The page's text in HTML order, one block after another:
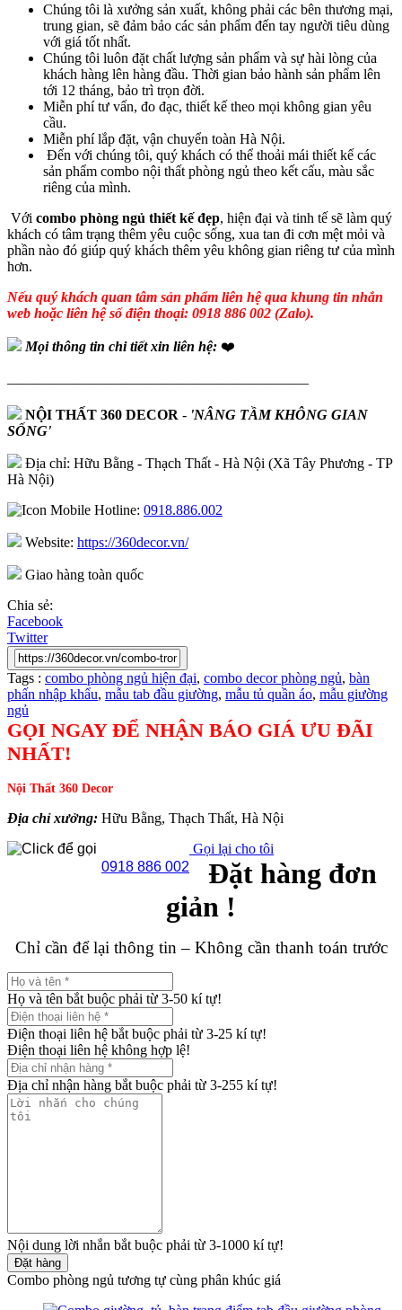
Chúng tôi là xưởng sản xuất, không phải các bên thương mại,
trung gian, sẽ đảm bảo các sản phẩm đến tay người tiêu dùng
với giá tốt nhất.
Chúng tôi luôn đặt chất lượng sản phẩm và sự hài lòng của
khách hàng lên hàng đầu. Thời gian bảo hành sản phẩm lên
tới 12 tháng, bảo trì trọn đời.
Miễn phí tư vấn, đo đạc, thiết kế theo mọi không gian yêu
cầu.
Miễn phí lắp đặt, vận chuyển toàn Hà Nội.
Đến với chúng tôi, quý khách có thể thoải mái thiết kế các
sản phẩm combo nội thất phòng ngủ theo kết cấu, màu sắc
riêng của mình.
Với combo phòng ngủ thiết kế đẹp, hiện đại và tinh tế sẽ làm quý
khách có tâm trạng thêm yêu cuộc sống, xua tan đi cơn mệt mỏi và
phần nào đó giúp quý khách thêm yêu không gian riêng tư của mình
hơn.
Nếu quý khách quan tâm sản phẩm liên hệ qua khung tin nhắn
web hoặc liên hệ số điện thoại: 0918 886 002 (Zalo).
Mọi thông tin chi tiết xin liên hệ: ❤️
—————————————————————
NỘI THẤT 360 DECOR - 'NÂNG TẦM KHÔNG GIAN
SỐNG'
Địa chỉ: Hữu Bằng - Thạch Thất - Hà Nội (Xã Tây Phương - TP
Hà Nội)
Hotline: 0918.886.002
Website: https://360decor.vn/
Giao hàng toàn quốc
Chia sẻ:
Facebook
Twitter
Tags : combo phòng ngủ hiện đại, combo decor phòng ngủ, bàn
phấn nhập khẩu, mẫu tab đầu giường, mẫu tủ quần áo, mẫu giường
ngủ
GỌI NGAY ĐỂ NHẬN BÁO GIÁ ƯU ĐÃI
NHẤT!
Nội Thất 360 Decor
Địa chỉ xưởng: Hữu Bằng, Thạch Thất, Hà Nội
0918 886 002
Gọi lại cho tôi
Đặt hàng đơn
giản !
Chỉ cần để lại thông tin – Không cần thanh toán trước
Họ và tên bắt buộc phải từ 3-50 kí tự!
Điện thoại liên hệ bắt buộc phải từ 3-25 kí tự!
Điện thoại liên hệ không hợp lệ!
Địa chỉ nhận hàng bắt buộc phải từ 3-255 kí tự!
Nội dung lời nhắn bắt buộc phải từ 3-1000 kí tự!
Đặt hàng
Combo phòng ngủ tương tự cùng phân khúc giá